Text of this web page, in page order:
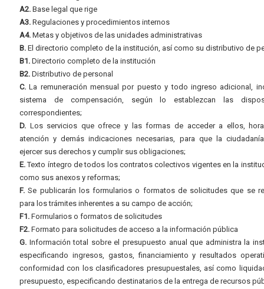
A2. Base legal que rige
A3. Regulaciones y procedimientos internos
A4. Metas y objetivos de las unidades administrativas
B. El directorio completo de la institución, así como su distributivo de
B1. Directorio completo de la institución
B2. Distributivo de personal
C. La remuneración mensual por puesto y todo ingreso adicional,
sistema de compensación, según lo establezcan las
correspondientes;
D. Los servicios que ofrece y las formas de acceder a ellos,
atención y demás indicaciones necesarias, para que la
ejercer sus derechos y cumplir sus obligaciones;
E.Texto íntegro de todos los contratos colectivos vigentes en la
como sus anexos y reformas;
F. Se publicarán los formularios o formatos de solicitudes que se
para los trámites inherentes a su campo de acción;
F1. Formularios o formatos de solicitudes
F2. Formato para solicitudes de acceso a la información pública
G. Información total sobre el presupuesto anual que administra la
especificando ingresos, gastos, financiamiento y resultados
conformidad con los clasificadores presupuestales, así como
presupuesto, especificando destinatarios de la entrega de recursos